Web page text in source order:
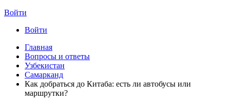
Войти
Войти
Главная
Вопросы и ответы
Узбекистан
Самарканд
Как добраться до Китаба: есть ли автобусы или
маршрутки?